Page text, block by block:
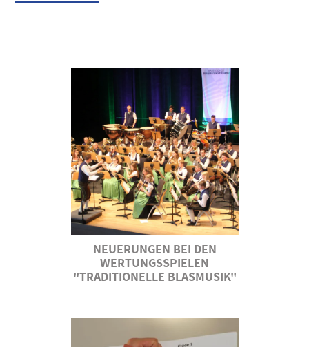
NEUERUNGEN BEI DEN
WERTUNGSSPIELEN
"TRADITIONELLE BLASMUSIK"